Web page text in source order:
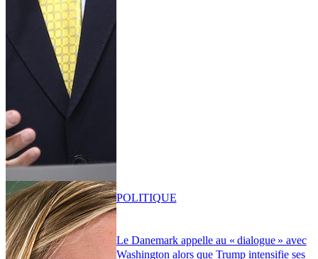
Le Danemark appelle au « dialogue » avec
Washington alors que Trump intensifie ses
POLITIQUE